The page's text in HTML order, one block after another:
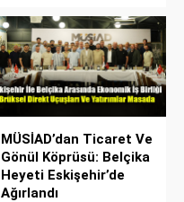
MÜSİAD’dan Ticaret Ve
Gönül Köprüsü: Belçika
Heyeti Eskişehir’de
Ağırlandı